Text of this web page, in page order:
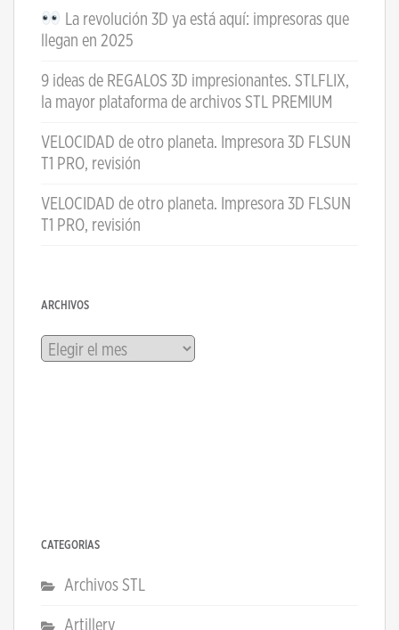
La revolución 3D ya está aquí: impresoras que
llegan en 2025
9 ideas de REGALOS 3D impresionantes. STLFLIX,
la mayor plataforma de archivos STL PREMIUM
VELOCIDAD de otro planeta. Impresora 3D FLSUN
T1 PRO, revisión
VELOCIDAD de otro planeta. Impresora 3D FLSUN
T1 PRO, revisión
ARCHIVOS
Archivos
CATEGORÍAS
Archivos STL
Artillery